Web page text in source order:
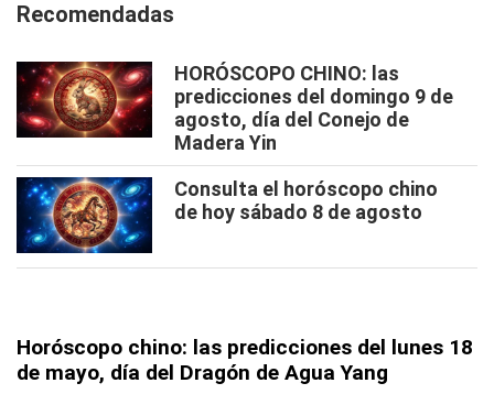
Recomendadas
HORÓSCOPO CHINO: las
predicciones del domingo 9 de
agosto, día del Conejo de
Madera Yin
Consulta el horóscopo chino
de hoy sábado 8 de agosto
Horóscopo chino: las predicciones del lunes 18
de mayo, día del Dragón de Agua Yang